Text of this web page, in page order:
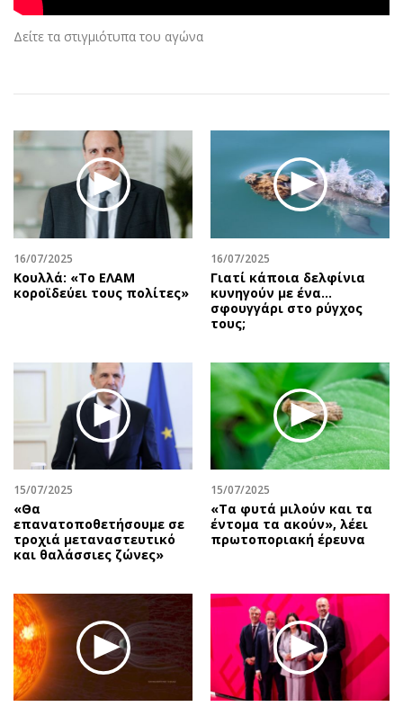
Αθλητισμός
Κύπρος
Διεθνή
Οικονομική
Οικονομία
Real Estate
Επιχειρήσεις
Αγορές
Money Review
AstroBank Properties
Περιβάλλον
Κόσμος
Παράξενα
Πολιτισμός
Σινεμά
Θέατρο-Χορός
Μουσική
Εικαστικά
Βιβλίο
Χειρόγραφα
Geek
Social
Πολιτική
Οικονομία
Αναδρομές
Πρόσωπα
Περιβάλλον
Good Life
Showbiz
Ταξίδια
Συνταγές
Έξοδος
Media
Εκπομπές
Wine routes
Uncut
Προσφορές
Προσωπικότητες στην ''Κ''
Επιστολές
Δείτε τα στιγμιότυπα του αγώνα
16/07/2025
Κουλλά: «Το ΕΛΑΜ
κοροϊδεύει τους πολίτες»
16/07/2025
Γιατί κάποια δελφίνια
κυνηγούν με ένα…
σφουγγάρι στο ρύγχος
τους;
15/07/2025
«Θα
επανατοποθετήσουμε σε
τροχιά μεταναστευτικό
και θαλάσσιες ζώνες»
15/07/2025
«Tα φυτά μιλούν και τα
έντομα τα ακούν», λέει
πρωτοποριακή έρευνα